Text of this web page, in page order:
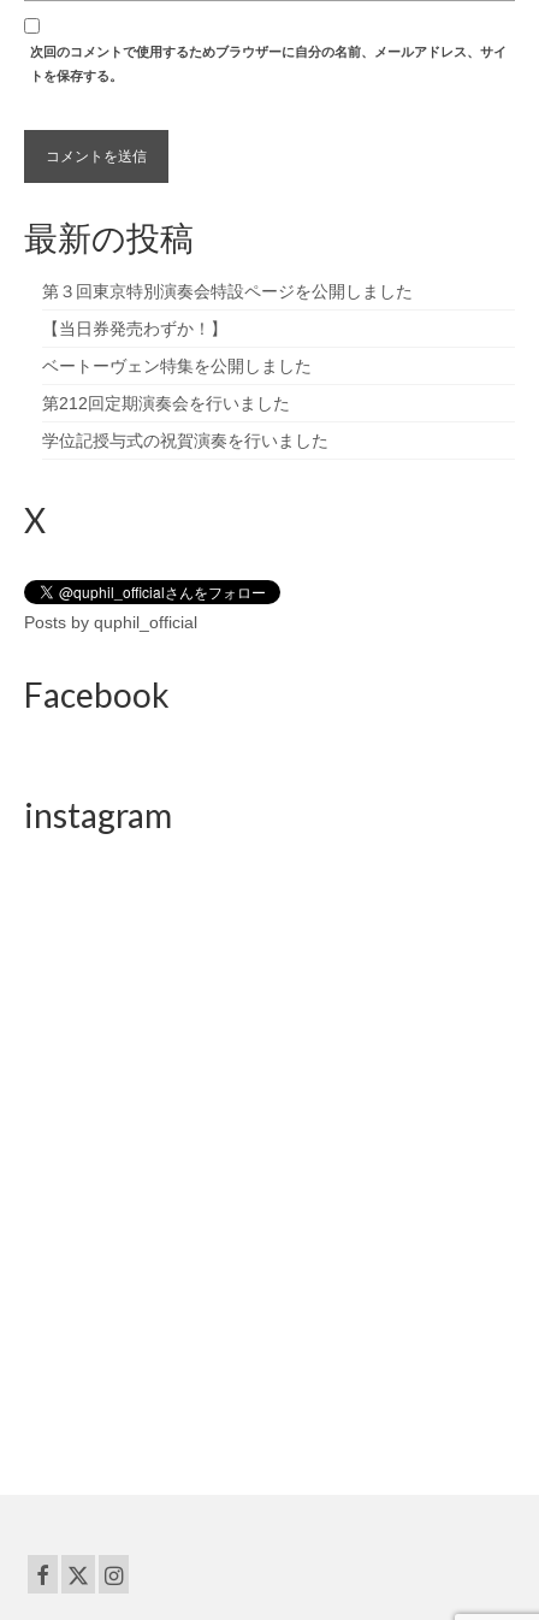
次回のコメントで使用するためブラウザーに自分の名前、メールアドレス、サイ
トを保存する。
最新の投稿
第３回東京特別演奏会特設ページを公開しました
【当日券発売わずか！】
ベートーヴェン特集を公開しました
第212回定期演奏会を行いました
学位記授与式の祝賀演奏を行いました
X
Posts by quphil_official
Facebook
instagram